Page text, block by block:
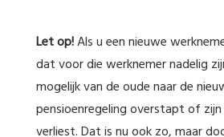
Let op!Als u een nieuwe
dat voor die werknemer nadelig
mogelijk van de oude naar de
pensioenregeling overstapt of
verliest. Dat is nu ook zo, maar